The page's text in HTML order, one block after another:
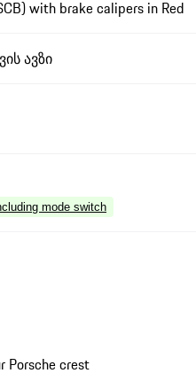
with brake calipers in Red
ავზი
mode switch
Porsche crest